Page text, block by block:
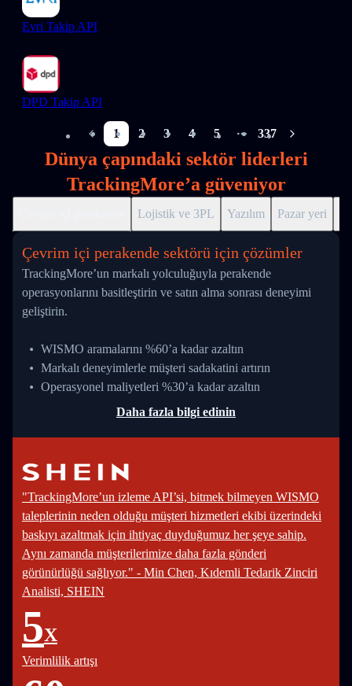
Evri Takip API
DPD Takip API
1 2 3 4 5
More pages
337
Dünya çapındaki sektör liderleri
TrackingMore’a güveniyor
Lojistik ve 3PL Yazılım Pazar yeri
Çevrim içi perakende sektörü için çözümler
TrackingMore’un markalı yolculuğuyla perakende
operasyonlarını basitleştirin ve satın alma sonrası deneyimi
geliştirin.
WISMO aramalarını %60’a kadar azaltın
Markalı deneyimlerle müşteri sadakatini artırın
Operasyonel maliyetleri %30’a kadar azaltın
Daha fazla bilgi edinin
"TrackingMore’un izleme API’si, bitmek bilmeyen WISMO
taleplerinin neden olduğu müşteri hizmetleri ekibi üzerindeki
baskıyı azaltmak için ihtiyaç duyduğumuz her şeye sahip.
Aynı zamanda müşterilerimize daha fazla gönderi
görünürlüğü sağlıyor." - Min Chen, Kıdemli Tedarik Zinciri
Analisti, SHEIN
5X
Verimlilik artışı